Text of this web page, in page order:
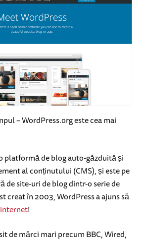
– WordPress.org este cea mai
platformă de blog auto-găzduită și
al conținutului (CMS), și este pe
de site-uri de blog dintr-o serie de
creat în 2003, WordPress a ajuns să
!
de mărci mari precum BBC, Wired,